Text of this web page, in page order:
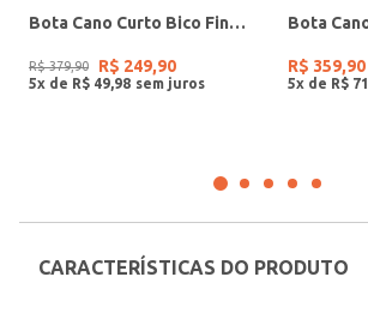
Bota Cano Curto Bico Fino Pegada Feminina PRETO
R$ 379,90 R$ 249,90
5x de R$ 49 98
R$ 359,90
5x de R$ 71
CARACTERÍSTICAS DO PRODUTO